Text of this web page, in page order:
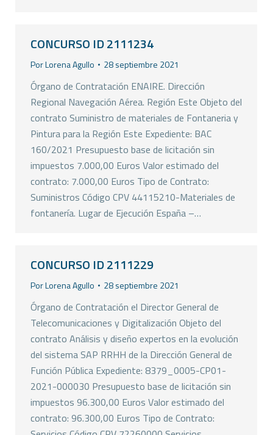
CONCURSO ID 2111234
PorLorena Agullo 28 septiembre 2021
Órgano de Contratación ENAIRE. Dirección
Regional Navegación Aérea. Región Este Objeto del
contrato Suministro de materiales de Fontaneria y
Pintura para la Región Este Expediente: BAC
160/2021 Presupuesto base de licitación sin
impuestos 7.000,00 Euros Valor estimado del
contrato: 7.000,00 Euros Tipo de Contrato:
Suministros Código CPV 44115210-Materiales de
fontanería. Lugar de Ejecución España –…
CONCURSO ID 2111229
PorLorena Agullo 28 septiembre 2021
Órgano de Contratación el Director General de
Telecomunicaciones y Digitalización Objeto del
contrato Análisis y diseño expertos en la evolución
del sistema SAP RRHH de la Dirección General de
Función Pública Expediente: 8379_0005-CP01-
2021-000030 Presupuesto base de licitación sin
impuestos 96.300,00 Euros Valor estimado del
contrato: 96.300,00 Euros Tipo de Contrato: